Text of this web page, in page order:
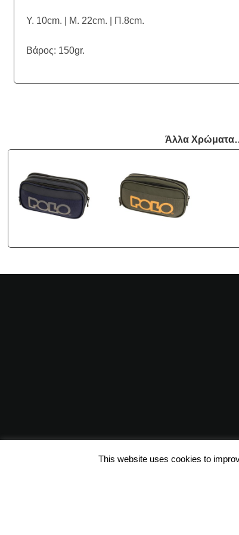
Υ. 10cm. | Μ. 22cm. | Π.8cm.
Βάρος: 150gr.
Άλλα
This website uses cookies to